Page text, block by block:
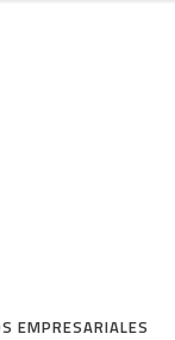
EMPRESARIALES